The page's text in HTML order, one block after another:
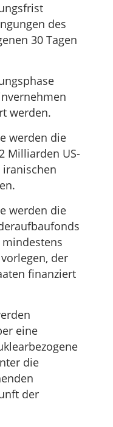
des
30 Tagen
werden.
werden die
Milliarden US-
werden die
der
finanziert
eine
die
der